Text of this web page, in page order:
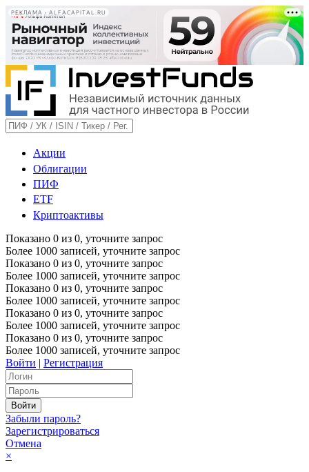
РЕКЛАМА • ALFACAPITAL.RU
Акции
Облигации
ПИФ
ETF
Криптоактивы
Показано 0 из 0, уточните запрос
Более 1000 записей, уточните запрос
Показано 0 из 0, уточните запрос
Более 1000 записей, уточните запрос
Показано 0 из 0, уточните запрос
Более 1000 записей, уточните запрос
Показано 0 из 0, уточните запрос
Более 1000 записей, уточните запрос
Показано 0 из 0, уточните запрос
Более 1000 записей, уточните запрос
Войти | Регистрация
Забыли пароль?
Зарегистрироваться
Отмена
×